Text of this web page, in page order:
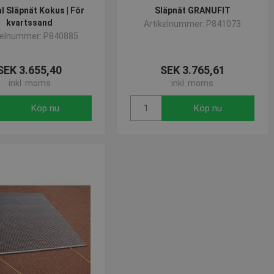
Släpnät Kokus | För
kvartssand
P840885
3.655,40
inkl. moms
Köp nu
Släpnät GRANUFIT
Artikelnummer: P841073
SEK 3.765,61
inkl. moms
Köp nu
tjänsten för att komma
är nödvändigt att
- vilket är en viktig
används för att särskilja
nummer som
och används för att
ett unikt värde för
för att begränsa
såsom